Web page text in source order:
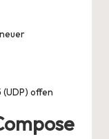
(UDP) offen